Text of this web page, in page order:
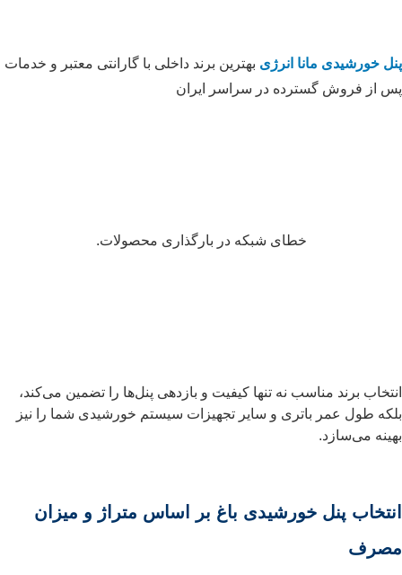
پنل خورشیدی مانا انرژی بهترین برند داخلی با گارانتی معتبر و خدمات
پس از فروش گسترده در سراسر ایران
خطای شبکه در بارگذاری محصولات.
انتخاب برند مناسب نه تنها کیفیت و بازدهی پنل‌ها را تضمین می‌کند،
بلکه طول عمر باتری و سایر تجهیزات سیستم خورشیدی شما را نیز
بهینه می‌سازد.
انتخاب پنل خورشیدی باغ بر اساس متراژ و میزان
مصرف